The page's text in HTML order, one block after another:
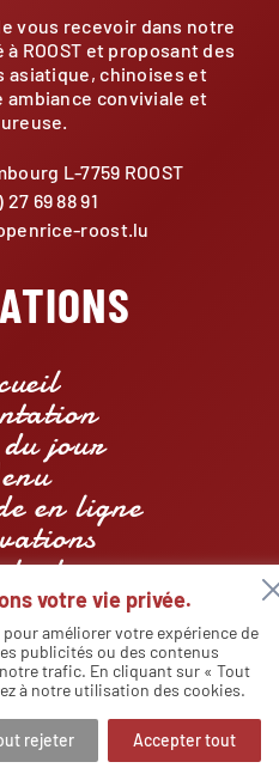
votre vie privée.
améliorer votre expérience de
publicités ou des contenus
trafic. En cliquant sur « Tout
à notre utilisation des cookies.
rejeter Accepter tout
vous recevoir dans notre
ROOST et proposant des
asiatique, chinoises et
ambiance conviviale et
L-7759 ROOST
27 69 88 91
roost.lu
jour
en ligne
Roost | Designed by
-Mentions légales